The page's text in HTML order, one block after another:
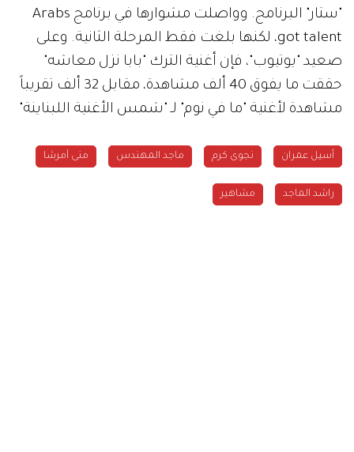
"ستار" البرنامج. وواصلت مشوارها في برنامج Arabs
got talent، لكنها بلغت فقط المرحلة الثانية. وعلى
صعيد "يوتيوب"، فإن أغنية الترك "بابا نزل معاشه"
حققت ما يفوق 40 ألف مشاهدة، مقابل 32 ألف تقريباً
مشاهدة لأغنية "ما في نوم" لـ "شمس الأغنية اللبناينة"
أسيل عمران نجوى كرم ماجد المهندس منى آمرشا
راشد الماجد مشاهير